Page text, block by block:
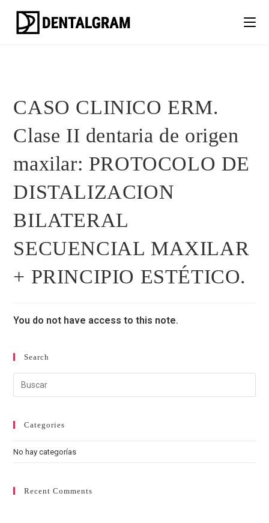
CASO CLINICO ERM.
Clase II dentaria de origen
maxilar: PROTOCOLO DE
DISTALIZACION
BILATERAL
SECUENCIAL MAXILAR
+ PRINCIPIO ESTÉTICO.
You do not have access to this note.
Search
Categories
No hay categorías
Recent Comments